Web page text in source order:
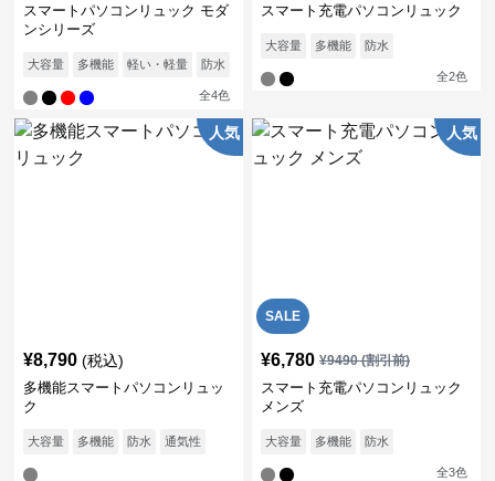
スマートパソコンリュック モダ
ンシリーズ
大容量 多機能 軽い・軽量 防水
全4色
スマート充電パソコンリュック
大容量 多機能 防水
全2色
人気
¥8,790 (税込)
多機能スマートパソコンリュッ
ク
大容量 多機能 防水 通気性
SALE
人気
¥6,780 ¥9490(割引前)
スマート充電パソコンリュック
メンズ
大容量 多機能 防水
全3色